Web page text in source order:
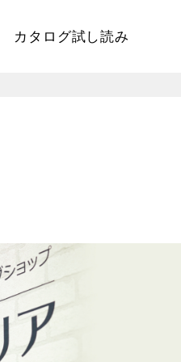
カタログ試し読み